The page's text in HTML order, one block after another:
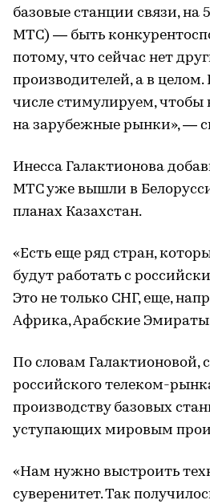
базовые станции связи,
МТС) — быть
потому, что сейчас нет
производителей, а в
числе стимулируем, чтобы
на зарубежные рынки», —
Инесса Галактионова
МТС уже вышли в
планах Казахстан.
«Есть еще ряд стран,
будут работать с
Это не только СНГ, еще,
Африка, Арабские
По словам Галактионовой,
российского телеком-
производству базовых
уступающих мировым
«Нам нужно выстроить
суверенитет. Так